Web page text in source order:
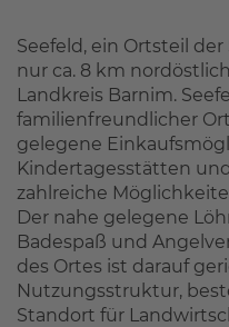
Seefeld, ein Ortsteil
nur ca. 8 km
Landkreis Barnim.
familienfreundlicher
gelegene
Kindertagesstätten
zahlreiche
Der nahe gelegene
Badespaß und
des Ortes ist darauf
Nutzungsstruktur,
Standort für